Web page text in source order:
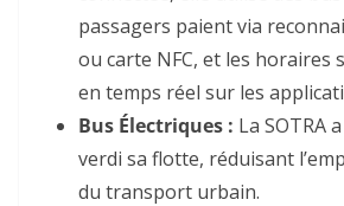
passagers paient via
ou carte NFC, et les horaires
en temps réel sur les
Bus Électriques : La SOTRA
verdi sa flotte, réduisant
du transport urbain.